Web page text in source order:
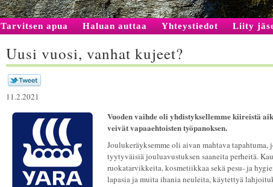
Tarvitsen apua Haluan auttaa Yhteystiedot Liity
Uusi vuosi, vanhat kujeet?
11.2.2021
Vuoden vaihde oli yhdistyksellemme kiireistä
veivät vapaaehtoisten työpanoksen.
Joulukeräyksemme oli aivan mahtava
tyytyväisiä jouluavustuksen saaneita perheitä.
ruokatarvikkeita, kosmetiikkaa sekä pesu- ja
lapasia ja muita ihania neuleita, käytettyä